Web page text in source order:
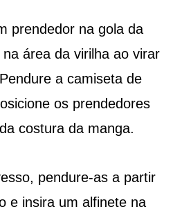
prendedor na gola da
área da virilha ao virar
a camiseta de
os prendedores
costura da manga.
pendure-as a partir
e insira um alfinete na